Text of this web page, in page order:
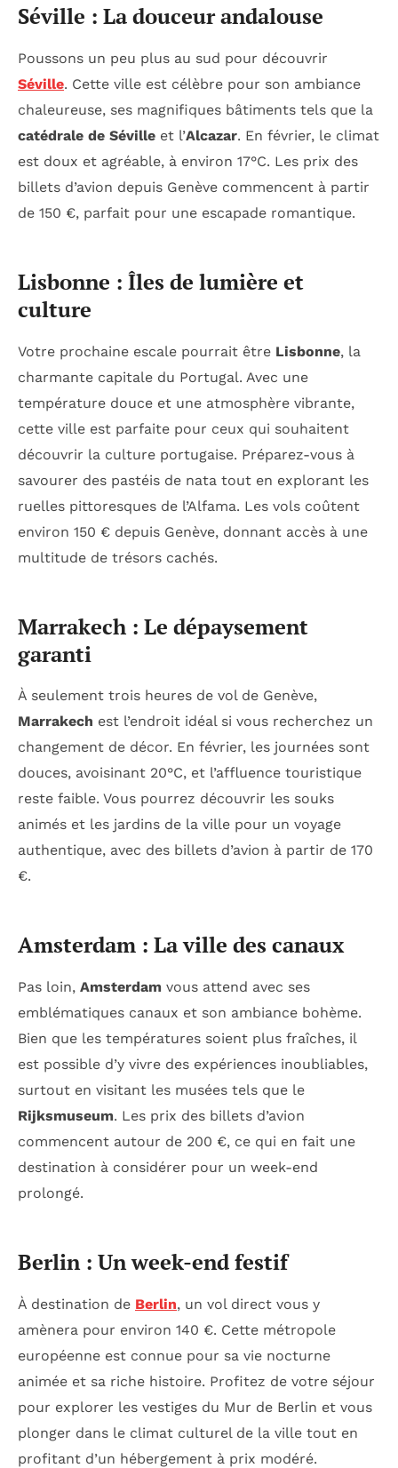
Séville : La douceur andalouse
Poussons un peu plus au sud pour découvrir
Séville. Cette ville est célèbre pour son ambiance
chaleureuse, ses magnifiques bâtiments tels que la
catédrale de Séville et l’Alcazar. En février, le climat
est doux et agréable, à environ 17°C. Les prix des
billets d’avion depuis Genève commencent à partir
de 150 €, parfait pour une escapade romantique.
Lisbonne : Îles de lumière et
culture
Votre prochaine escale pourrait être Lisbonne, la
charmante capitale du Portugal. Avec une
température douce et une atmosphère vibrante,
cette ville est parfaite pour ceux qui souhaitent
découvrir la culture portugaise. Préparez-vous à
savourer des pastéis de nata tout en explorant les
ruelles pittoresques de l’Alfama. Les vols coûtent
environ 150 € depuis Genève, donnant accès à une
multitude de trésors cachés.
Marrakech : Le dépaysement
garanti
À seulement trois heures de vol de Genève,
Marrakech est l’endroit idéal si vous recherchez un
changement de décor. En février, les journées sont
douces, avoisinant 20°C, et l’affluence touristique
reste faible. Vous pourrez découvrir les souks
animés et les jardins de la ville pour un voyage
authentique, avec des billets d’avion à partir de 170
€.
Amsterdam : La ville des canaux
Pas loin, Amsterdam vous attend avec ses
emblématiques canaux et son ambiance bohème.
Bien que les températures soient plus fraîches, il
est possible d’y vivre des expériences inoubliables,
surtout en visitant les musées tels que le
Rijksmuseum. Les prix des billets d’avion
commencent autour de 200 €, ce qui en fait une
destination à considérer pour un week-end
prolongé.
Berlin : Un week-end festif
À destination de Berlin, un vol direct vous y
amènera pour environ 140 €. Cette métropole
européenne est connue pour sa vie nocturne
animée et sa riche histoire. Profitez de votre séjour
pour explorer les vestiges du Mur de Berlin et vous
plonger dans le climat culturel de la ville tout en
profitant d’un hébergement à prix modéré.